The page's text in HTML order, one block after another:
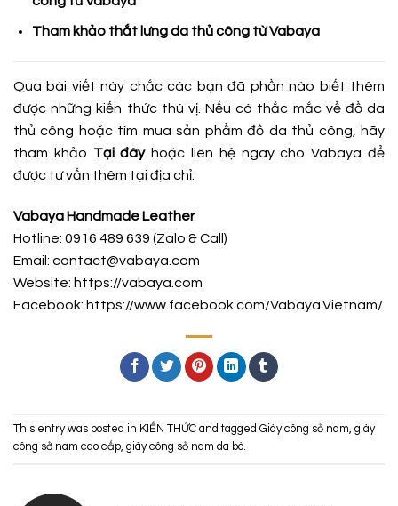
Tham khảo thắt lưng da thủ công từ Vabaya
Qua bài viết này chắc các bạn đã phần nào biết thêm
được những kiến thức thú vị. Nếu có thắc mắc về đồ da
thủ công hoặc tìm mua sản phẩm đồ da thủ công, hãy
tham khảo Tại đâyhoặc liên hệ ngay cho Vabaya để
được tư vấn thêm tại địa chỉ:
Vabaya Handmade Leather
Hotline: 0916 489 639 (Zalo & Call)
Email: contact@vabaya.com
Website: https://vabaya.com
Facebook: https://www.facebook.com/Vabaya.Vietnam/
This entry was posted in KIẾN THỨC and tagged Giày công sở nam, giày
công sở nam cao cấp, giày công sở nam da bò.